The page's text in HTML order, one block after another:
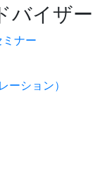
バイザー
ナー
ーション）